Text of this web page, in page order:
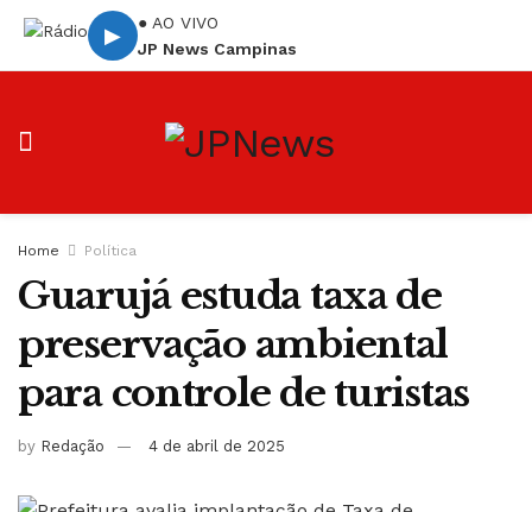
▶
● AO VIVO
JP News Campinas
Home Política
Guarujá estuda taxa de
preservação ambiental
para controle de turistas
by Redação 4 de abril de 2025